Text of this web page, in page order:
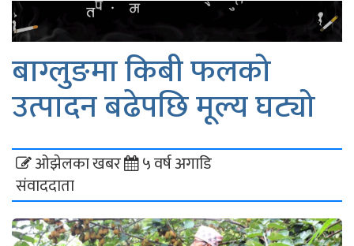
बाग्लुङमा किबी फलको
उत्पादन बढेपछि मूल्य घट्यो
ओझेलका खबर
संवाददाता
५ वर्ष अगाडि